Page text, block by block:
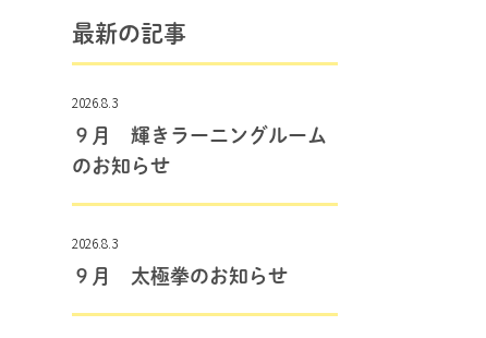
最新の記事
2026.8.3
９月 輝きラーニングルーム
のお知らせ
2026.8.3
９月 太極拳のお知らせ